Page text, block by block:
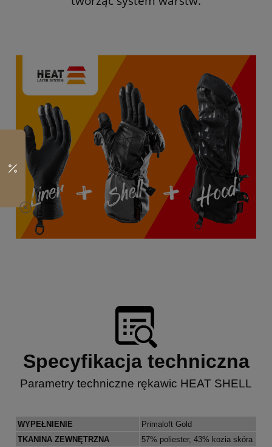
Specyfikacja techniczna
Parametry techniczne rękawic HEAT SHELL
WYPEŁNIENIE
Primaloft Gold
TKANINA ZEWNĘTRZNA
57% poliester, 43% kozia skóra